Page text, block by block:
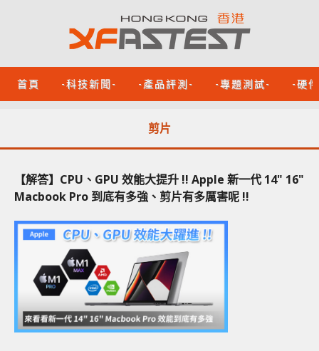
首頁 -科技新聞- -產品評測- -專題測試- -硬
剪片
【解答】CPU、GPU 效能大提升 !! Apple 新一代 14" 16"
Macbook Pro 到底有多強、剪片有多厲害呢 !!